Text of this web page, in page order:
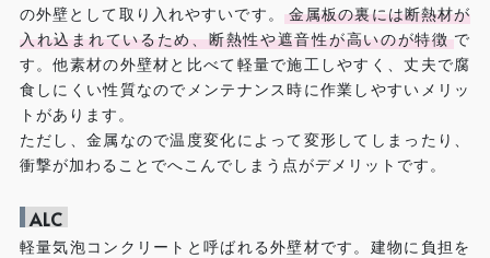
の外壁として取り入れやすいです。
金属板の裏には断熱材が
入れ込まれているため、断熱性や遮音性が高いのが特徴 で
す。他素材の外壁材と比べて軽量で施工しやすく、丈夫で腐
食しにくい性質なのでメンテナンス時に作業しやすいメリッ
トがあります。
ただし、金属なので温度変化によって変形してしまったり、
衝撃が加わることでへこんでしまう点がデメリットです。
ALC
軽量気泡コンクリートと呼ばれる外壁材です。建物に負担を